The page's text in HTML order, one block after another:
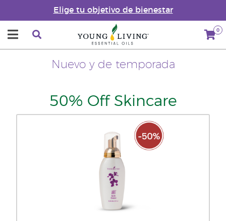
Elige tu objetivo de bienestar
0
Nuevo y de temporada
50% Off Skincare